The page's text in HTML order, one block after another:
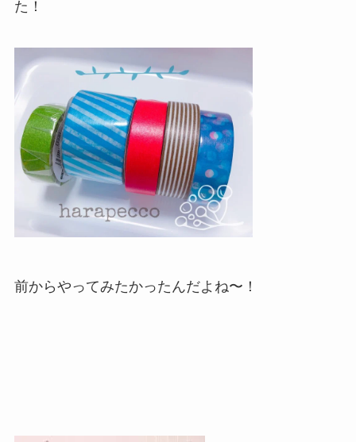
た！
前からやってみたかったんだよね〜！